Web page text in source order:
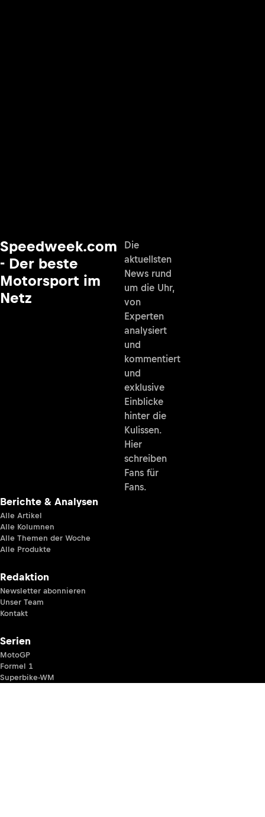
Speedweek.com
- Der beste
Motorsport im
Netz
Die
aktuellsten
News rund
um die Uhr,
von
Experten
analysiert
und
kommentiert
und
exklusive
Einblicke
hinter die
Kulissen.
Hier
schreiben
Fans für
Fans.
Berichte & Analysen
Alle Artikel
Alle Kolumnen
Alle Themen der Woche
Alle Produkte
Redaktion
Newsletter abonnieren
Unser Team
Kontakt
Serien
MotoGP
Formel 1
Superbike-WM